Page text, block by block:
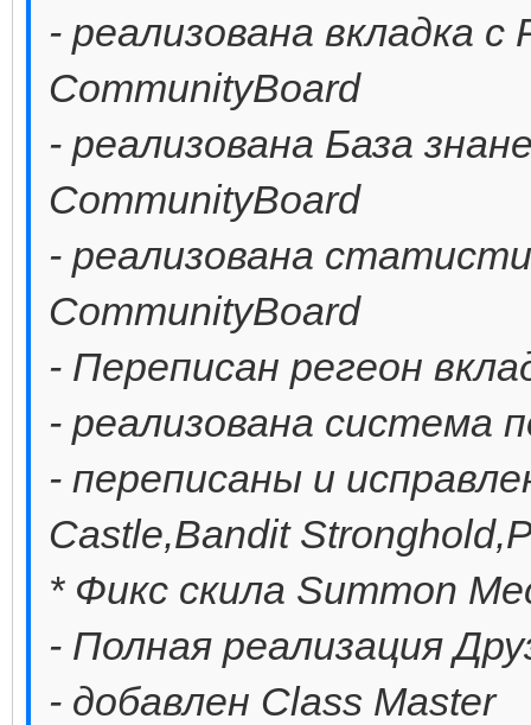
- реализована вкладка
CommunityBoard
- реализована База
CommunityBoard
- реализована
CommunityBoard
- Переписан регеон
- реализована система
- переписаны и
Castle,Bandit
* Фикс скила Summon
- Полная реализация
- добавлен Class Master